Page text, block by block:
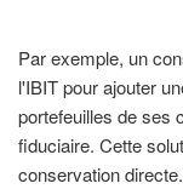
Par exemple, un
l'IBIT pour ajouter
portefeuilles de ses
fiduciaire. Cette
conservation